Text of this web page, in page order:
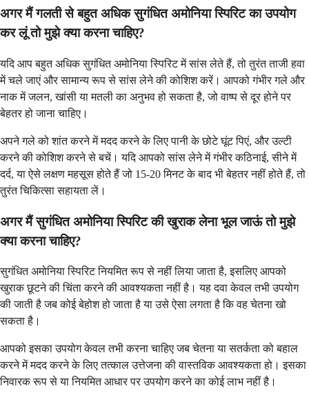
अगर मैं गलती से बहुत अधिक सुगंधित अमोनिया स्पिरिट का उपयोग
कर लूं तो मुझे क्या करना चाहिए?
यदि आप बहुत अधिक सुगंधित अमोनिया स्पिरिट में सांस लेते हैं, तो तुरंत ताजी हवा
में चले जाएं और सामान्य रूप से सांस लेने की कोशिश करें। आपको गंभीर गले और
नाक में जलन, खांसी या मतली का अनुभव हो सकता है, जो वाष्प से दूर होने पर
बेहतर हो जाना चाहिए।
अपने गले को शांत करने में मदद करने के लिए पानी के छोटे घूंट पिएं, और उल्टी
करने की कोशिश करने से बचें। यदि आपको सांस लेने में गंभीर कठिनाई, सीने में
दर्द, या ऐसे लक्षण महसूस होते हैं जो 15-20 मिनट के बाद भी बेहतर नहीं होते हैं, तो
तुरंत चिकित्सा सहायता लें।
अगर मैं सुगंधित अमोनिया स्पिरिट की खुराक लेना भूल जाऊं तो मुझे
क्या करना चाहिए?
सुगंधित अमोनिया स्पिरिट नियमित रूप से नहीं लिया जाता है, इसलिए आपको
खुराक छूटने की चिंता करने की आवश्यकता नहीं है। यह दवा केवल तभी उपयोग
की जाती है जब कोई बेहोश हो जाता है या उसे ऐसा लगता है कि वह चेतना खो
सकता है।
आपको इसका उपयोग केवल तभी करना चाहिए जब चेतना या सतर्कता को बहाल
करने में मदद करने के लिए तत्काल उत्तेजना की वास्तविक आवश्यकता हो। इसका
निवारक रूप से या नियमित आधार पर उपयोग करने का कोई लाभ नहीं है।